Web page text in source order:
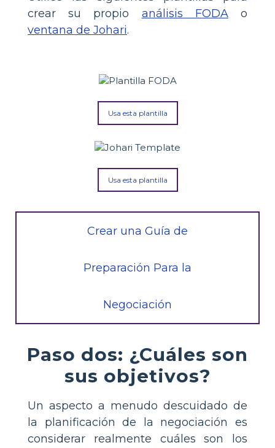
crear su propio análisis FODAo
ventana de Johari.
Usa esta plantilla
Usa esta plantilla
Crear una Guía de
Preparación Para la
Negociación
Paso dos: ¿Cuáles son
sus objetivos?
Un aspecto a menudo descuidado de
la planificación de la negociación es
considerar realmente cuáles son los